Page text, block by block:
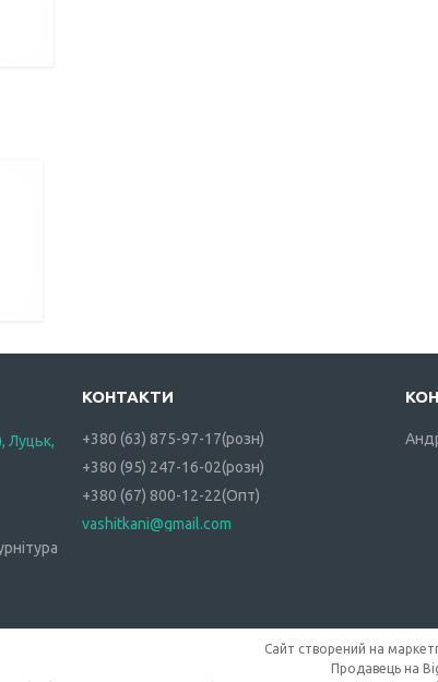
Луцьк,
+380 (63) 875-97-17 розн
+380 (95) 247-16-02 розн
+380 (67) 800-12-22 Опт
vashitkani@gmail.com
Сайт створений на
Продавець на